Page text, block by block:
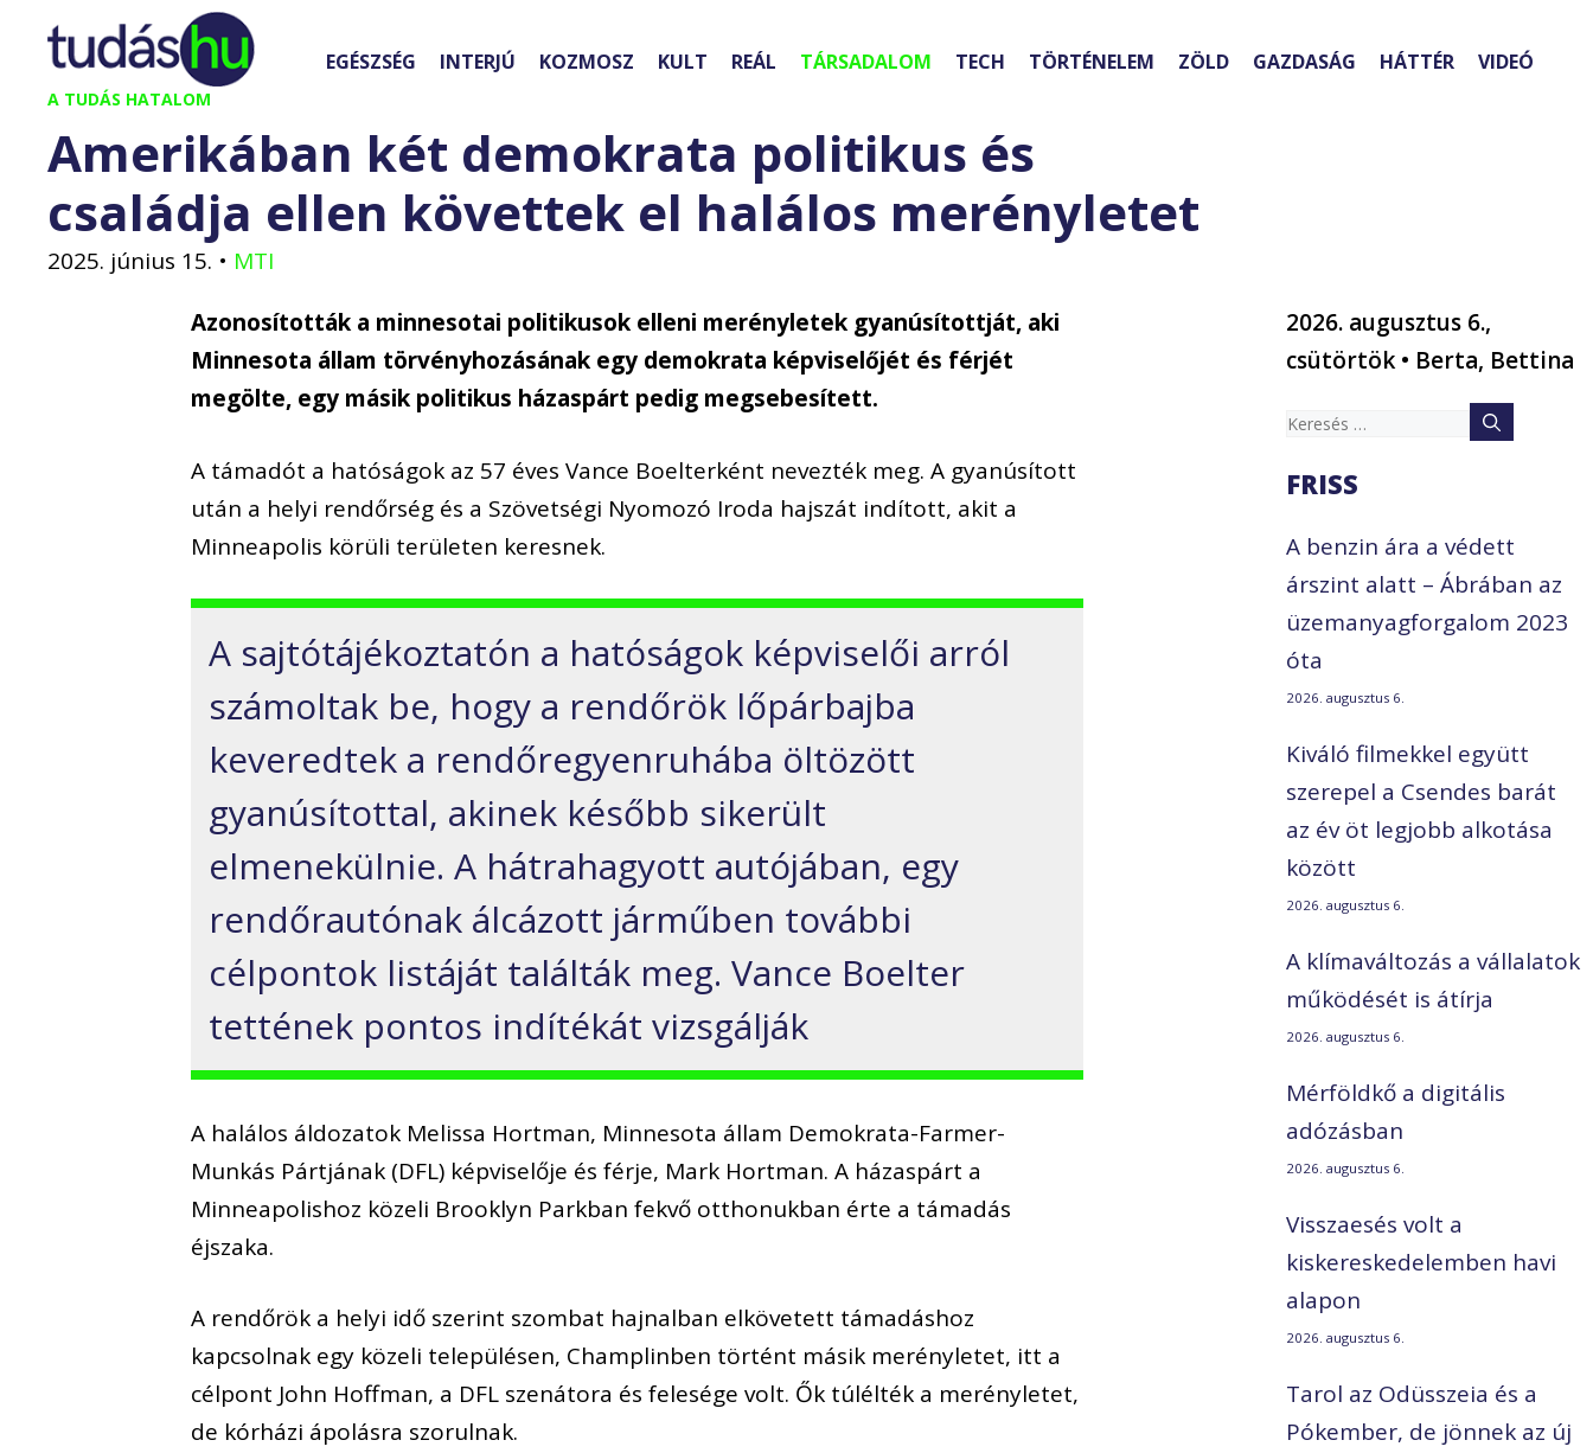
Kilépés
tartalomba
A TUDÁS HATALOM
EGÉSZSÉG INTERJÚ KOZMOSZ KULT REÁL TÁRSADALOM TECH TÖRTÉNELEM ZÖLD GAZDASÁG HÁTTÉR VIDEÓ
Amerikában két demokrata politikus és
családja ellen követtek el halálos merényletet
2025. június 15. • MTI
Azonosították a minnesotai politikusok elleni merényletek gyanúsítottját, aki
Minnesota állam törvényhozásának egy demokrata képviselőjét és férjét
megölte, egy másik politikus házaspárt pedig megsebesített.
A támadót a hatóságok az 57 éves Vance Boelterként nevezték meg. A gyanúsított
után a helyi rendőrség és a Szövetségi Nyomozó Iroda hajszát indított, akit a
Minneapolis körüli területen keresnek.
A sajtótájékoztatón a hatóságok képviselői arról
számoltak be, hogy a rendőrök lőpárbajba
keveredtek a rendőregyenruhába öltözött
gyanúsítottal, akinek később sikerült
elmenekülnie. A hátrahagyott autójában, egy
rendőrautónak álcázott járműben további
célpontok listáját találták meg. Vance Boelter
tettének pontos indítékát vizsgálják
A halálos áldozatok Melissa Hortman, Minnesota állam Demokrata-Farmer-
Munkás Pártjának (DFL) képviselője és férje, Mark Hortman. A házaspárt a
Minneapolishoz közeli Brooklyn Parkban fekvő otthonukban érte a támadás
éjszaka.
A rendőrök a helyi idő szerint szombat hajnalban elkövetett támadáshoz
kapcsolnak egy közeli településen, Champlinben történt másik merényletet, itt a
célpont John Hoffman, a DFL szenátora és felesége volt. Ők túlélték a merényletet,
de kórházi ápolásra szorulnak.
2026. augusztus 6.,
csütörtök • Berta, Bettina
Keresés:
FRISS
A benzin ára a védett
árszint alatt – Ábrában az
üzemanyagforgalom 2023
óta
2026. augusztus 6.
Kiváló filmekkel együtt
szerepel a Csendes barát
az év öt legjobb alkotása
között
2026. augusztus 6.
A klímaváltozás a vállalatok
működését is átírja
2026. augusztus 6.
Mérföldkő a digitális
adózásban
2026. augusztus 6.
Visszaesés volt a
kiskereskedelemben havi
alapon
2026. augusztus 6.
Tarol az Odüsszeia és a
Pókember, de jönnek az új